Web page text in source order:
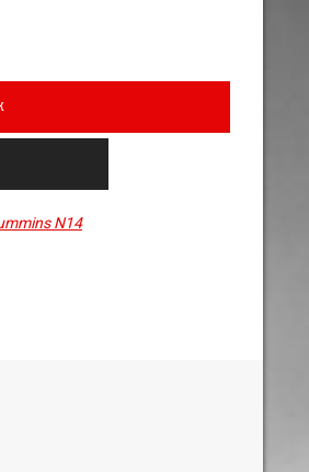
N14